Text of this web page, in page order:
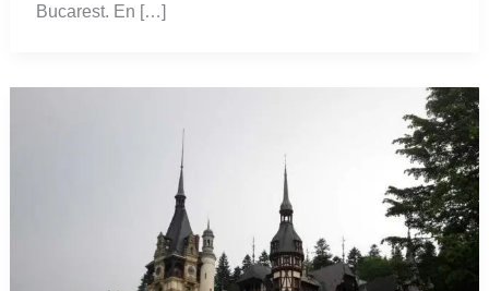
Bucarest. En […]